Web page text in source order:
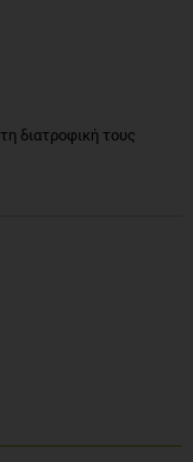
διατροφική τους